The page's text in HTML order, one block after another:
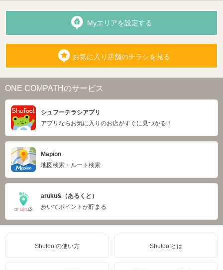
Myエリアを設定する
お気に入り店舗のチラシを見る
ONE COMPATHのサービス
シュフーチラシアプリ
アプリならお気に入りのお店がすぐに見つかる！
Mapion
地図検索・ルート検索
aruku&（あるくと）
歩いてポイントが貯まる
Shufoo!の使い方 Shufoo!とは